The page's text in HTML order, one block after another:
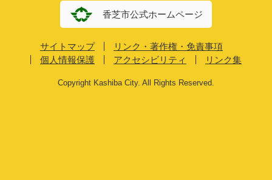
香芝市公式ホームページ
サイトマップ
リンク・著作権・免責事項
個人情報保護
アクセシビリティ リンク集
Copyright Kashiba City. All Rights Reserved.